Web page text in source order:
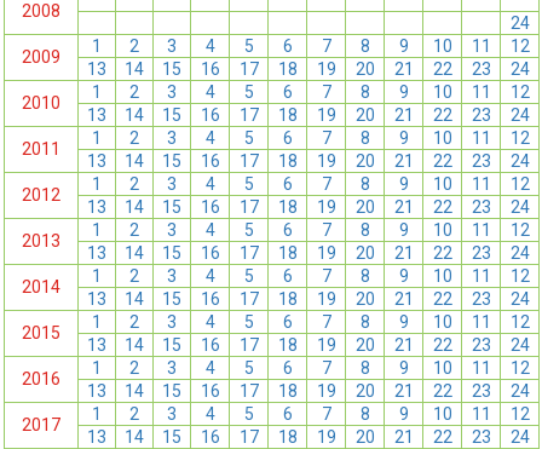
2008
24
2009
1 2 3 4 5 6 7 8 9 10 11
12
13
14 15 16 17 18 19 20 21 22 23
24
2010
1 2 3 4 5 6 7 8 9 10 11
12
13
14 15 16 17 18 19 20 21 22 23
24
2011
1 2 3 4 5 6 7 8 9 10 11
12
13
14 15 16 17 18 19 20 21 22 23
24
2012
1 2 3 4 5 6 7 8 9 10 11
12
13
14 15 16 17 18 19 20 21 22 23
24
2013
1 2 3 4 5 6 7 8 9 10 11
12
13
14 15 16 17 18 19 20 21 22 23
24
2014
1 2 3 4 5 6 7 8 9 10 11
12
13
14 15 16 17 18 19 20 21 22 23
24
2015
1 2 3 4 5 6 7 8 9 10 11
12
13
14 15 16 17 18 19 20 21 22 23
24
2016
1 2 3 4 5 6 7 8 9 10 11
12
13
14 15 16 17 18 19 20 21 22 23
24
2017
1 2 3 4 5 6 7 8 9 10 11
12
13
14 15 16 17 18 19 20 21 22 23
24